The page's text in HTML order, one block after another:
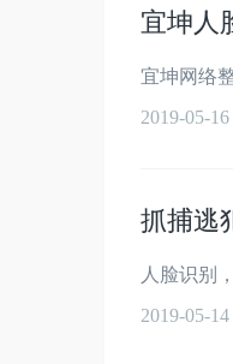
宜坤人
宜坤网络
2019-05-16
抓捕逃
人脸识别
2019-05-14